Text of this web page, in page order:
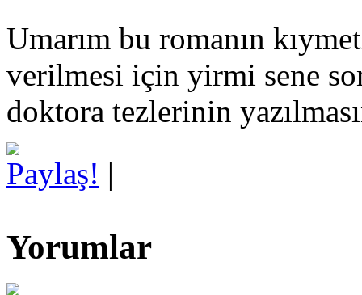
Umarım bu romanın
verilmesi için yirmi sene
doktora tezlerinin
Paylaş! |
Yorumlar